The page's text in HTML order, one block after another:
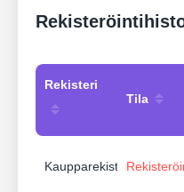
Rekisteri
Tila
Kaupparekisteri